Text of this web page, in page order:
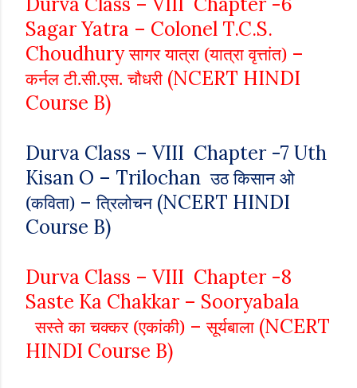
Sagar Yatra – Colonel T.C.S.
Choudhuryसागर यात्रा (यात्रा वृत्तांत) –
कर्नल टी.सी.एस. चौधरी (NCERT HINDI
Course B)
Durva Class – VIII Chapter -7 Uth
Kisan O – Trilochanउठ किसान ओ
(कविता) –त्रिलोचन (NCERT HINDI
Course B)
Durva Class – VIII Chapter -8
Saste Ka Chakkar – Sooryabala
सस्ते का चक्कर (एकांकी) –सूर्यबाला (NCERT
HINDI Course B)